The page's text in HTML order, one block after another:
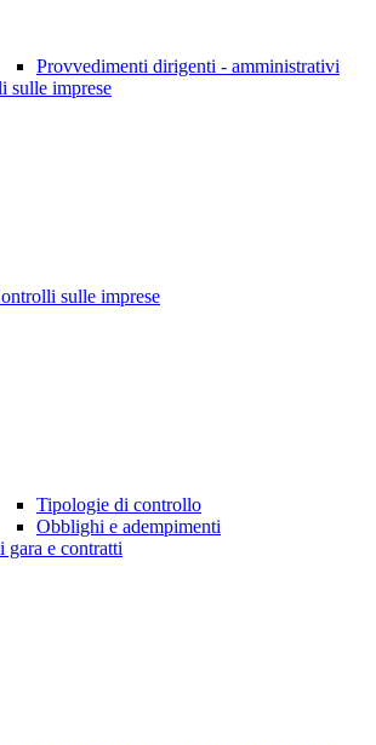
Provvedimenti dirigenti - amministrativi
sulle imprese
sulle imprese
Tipologie di controllo
Obblighi e adempimenti
gara e contratti